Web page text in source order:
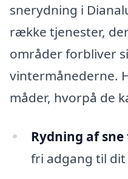
snerydning i
række tjenester,
områder forbliver
vintermånederne.
måder, hvorpå de
Rydning af
fri adgang til